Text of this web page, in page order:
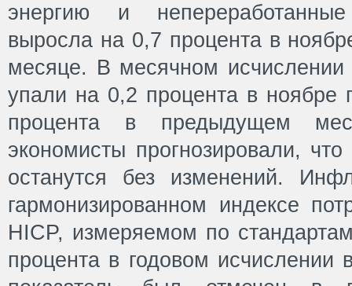
энергию и
выросла на 0,7 процента в
месяце. В месячном исчислении
упали на 0,2 процента в ноябре
процента в предыдущем
экономисты прогнозировали,
останутся без изменений.
гармонизированном индексе
HICP, измеряемом по
процента в годовом исчислении